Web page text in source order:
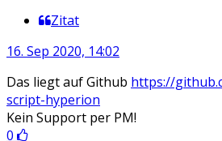
Zitat
16. Sep 2020, 14:02
Das liegt auf Github https://
script-hyperion
Kein Support per PM!
0